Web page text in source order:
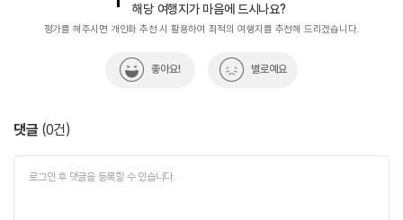
해당 여행지가 마음에 드시나요?
평가를 해주시면 개인화 추천 시 활용하여 최적의 여행지를 추천해 드리겠습니다.
좋아요! 별로예요
댓글 (0건)